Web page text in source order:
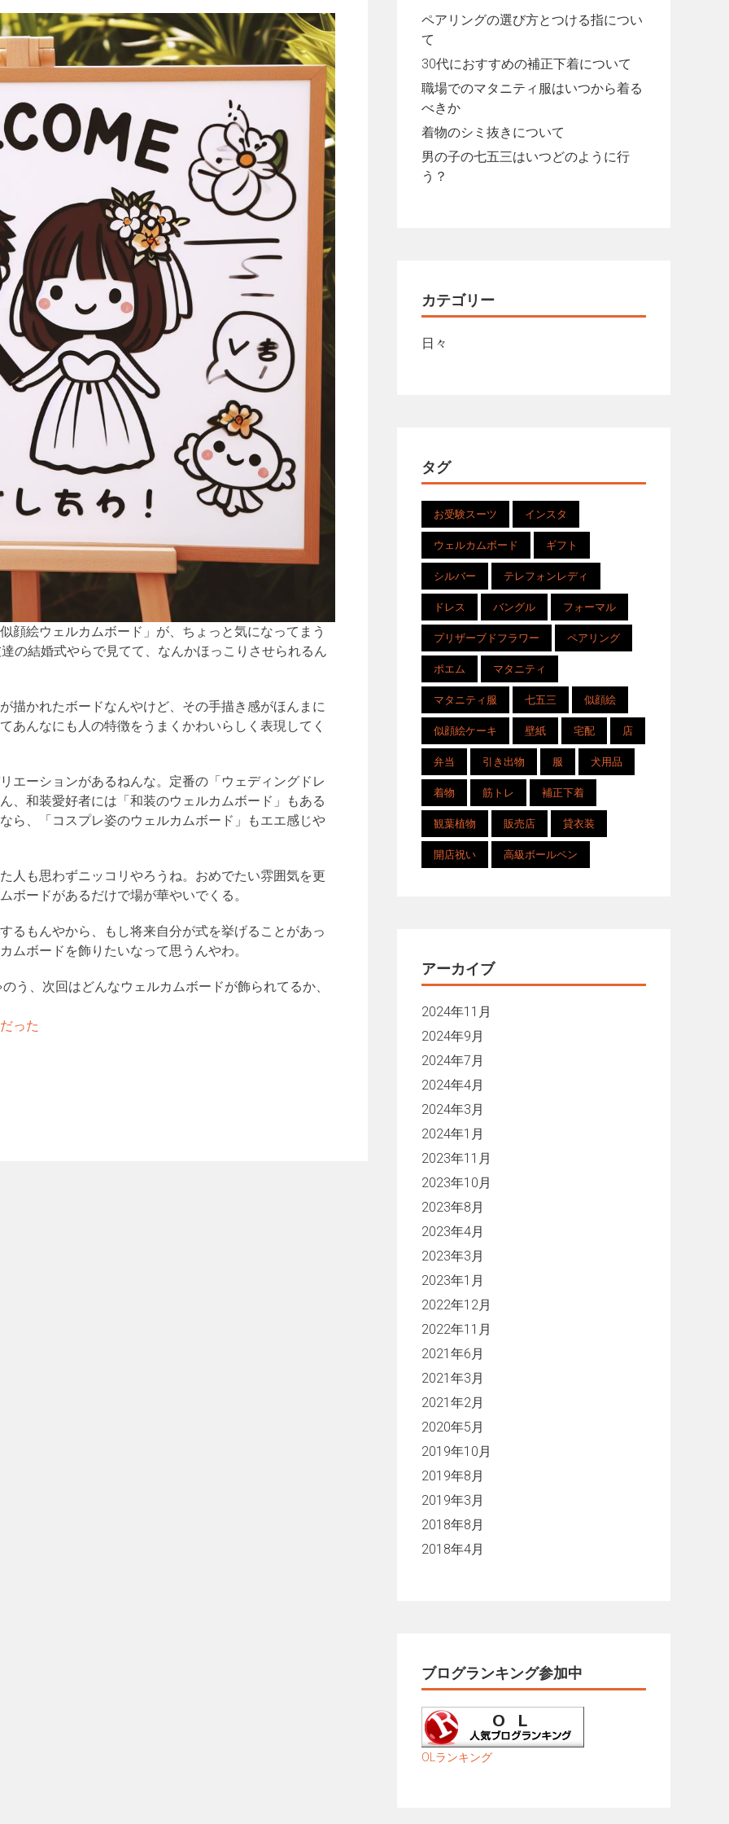
顔絵ウェルカムボード」が、ちょっと気になってまう
の結婚式やらで見てて、なんかほっこりさせられるん
描かれたボードなんやけど、その手描き感がほんまに
あんなにも人の特徴をうまくかわいらしく表現してく
エーションがあるねんな。定番の「ウェディングドレ
、和装愛好者には「和装のウェルカムボード」もある
ら、「コスプレ姿のウェルカムボード」もエエ感じや
人も思わずニッコリやろうね。おめでたい雰囲気を更
ボードがあるだけで場が華やいでくる。
るもんやから、もし将来自分が式を挙げることがあっ
ムボードを飾りたいなって思うんやわ。
う、次回はどんなウェルカムボードが飾られてるか、
った
ペアリングの選び方とつける指につい
て
30代におすすめの補正下着について
職場でのマタニティ服はいつから着る
べきか
着物のシミ抜きについて
男の子の七五三はいつどのように行
う？
カテゴリー
日々
タグ
お受験スーツ インスタ
ウェルカムボード ギフト
シルバー テレフォンレディ
ドレス バングル フォーマル
プリザーブドフラワー ペアリング
ポエム マタニティ
マタニティ服 七五三 似顔絵
似顔絵ケーキ 壁紙 宅配 店
弁当 引き出物 服 犬用品
着物 筋トレ 補正下着
観葉植物 販売店 貸衣装
開店祝い 高級ボールペン
アーカイブ
2024年11月
2024年9月
2024年7月
2024年4月
2024年3月
2024年1月
2023年11月
2023年10月
2023年8月
2023年4月
2023年3月
2023年1月
2022年12月
2022年11月
2021年6月
2021年3月
2021年2月
2020年5月
2019年10月
2019年8月
2019年3月
2018年8月
2018年4月
ブログランキング参加中
OLランキング